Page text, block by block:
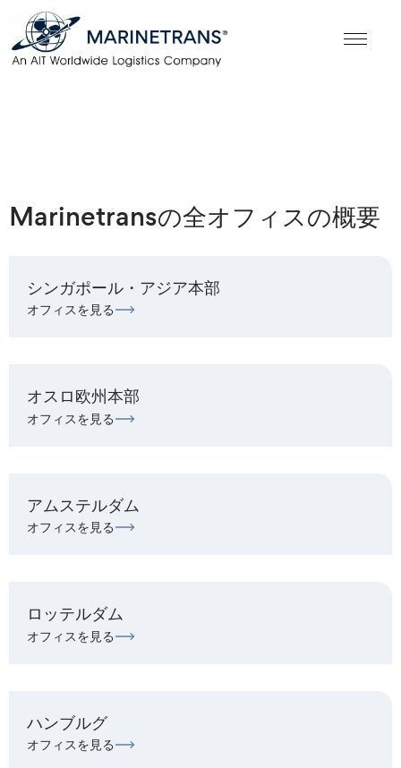
Marinetransの全オフィスの概要
シンガポール・アジア本部
オフィスを見る
オスロ欧州本部
オフィスを見る
アムステルダム
オフィスを見る
ロッテルダム
オフィスを見る
ハンブルグ
オフィスを見る